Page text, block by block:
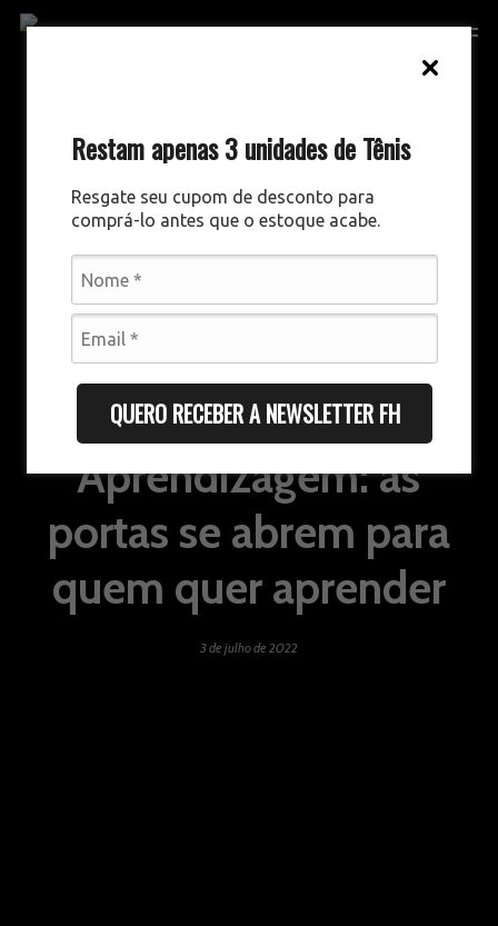
Restam apenas 3 unidades de Tênis
Resgate seu cupom de desconto para
comprá-lo antes que o estoque acabe.
QUERO RECEBER A NEWSLETTER FH
Skip
Gestão de
Aprendizagem: as
portas se abrem para
quem quer aprender
3 de julho de 2022